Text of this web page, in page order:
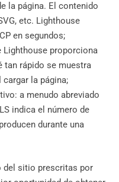
la página. El contenido
etc. Lighthouse
en segundos;
Lighthouse proporciona
tan rápido se muestra
la página;
a menudo abreviado
indica el número de
durante una
del sitio prescritas por